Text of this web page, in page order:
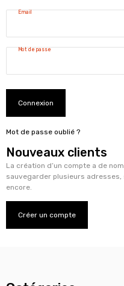
Email
Mot de passe
Connexion
Mot de passe oublié ?
Nouveaux clients
La création d’un compte a de
sauvegarder plusieurs
encore.
Créer un compte